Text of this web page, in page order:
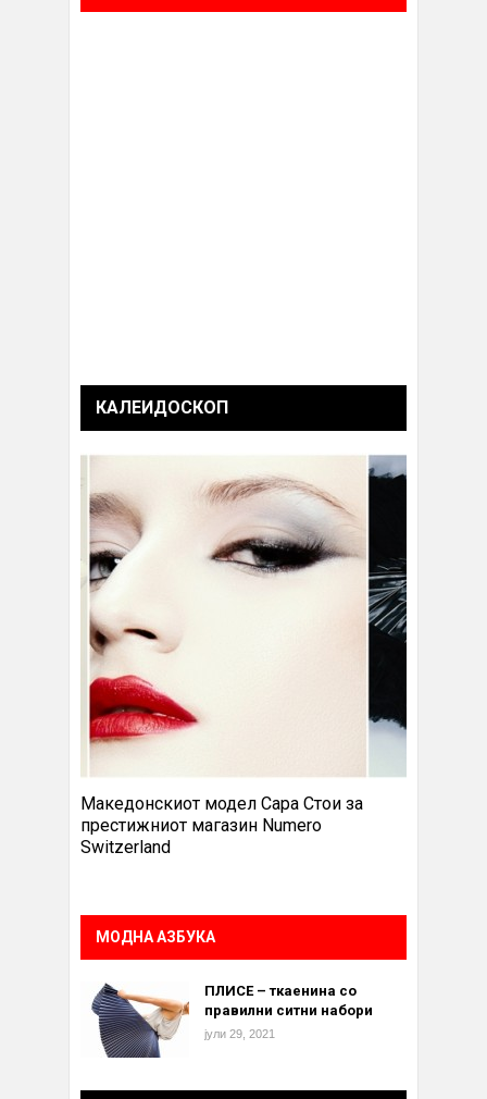
КАЛЕИДОСКОП
Македонскиот модел Сара Стои за
престижниот магазин Numero
Switzerland
МОДНА АЗБУКА
ПЛИСЕ – ткаенина со
правилни ситни набори
јули 29, 2021